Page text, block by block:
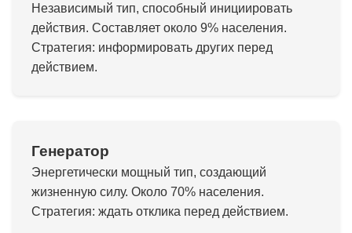
Независимый тип, способный инициировать
действия. Составляет около 9% населения.
Стратегия: информировать других перед
действием.
Генератор
Энергетически мощный тип, создающий
жизненную силу. Около 70% населения.
Стратегия: ждать отклика перед действием.